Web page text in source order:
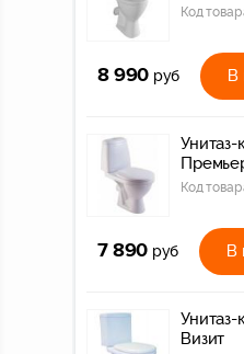
Код
8 990 руб В
Унитаз-
Код
7 890 руб В
Унитаз-
Визит